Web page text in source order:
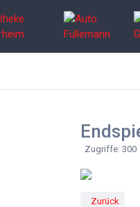
Zugriffe: 300
Vorheriger
Zurück